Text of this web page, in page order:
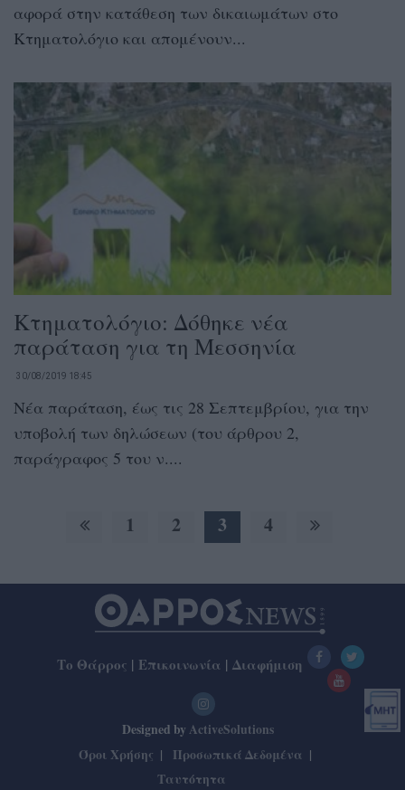
αφορά στην κατάθεση των δικαιωμάτων στο
Κτηματολόγιο και απομένουν...
Κτηματολόγιο: Δόθηκε νέα
παράταση για τη Μεσσηνία
30/08/2019 18:45
Νέα παράταση, έως τις 28 Σεπτεμβρίου, για την
υποβολή των δηλώσεων (του άρθρου 2,
παράγραφος 5 του ν....
1 2 3 4
Το Θάρρος | Επικοινωνία | Διαφήμιση
Designed by ActiveSolutions
Όροι Χρήσης
Προσωπικά Δεδομένα
Ταυτότητα